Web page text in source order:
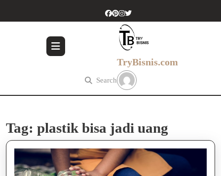
TryBisnis.com
Search
Tag: plastik bisa jadi uang